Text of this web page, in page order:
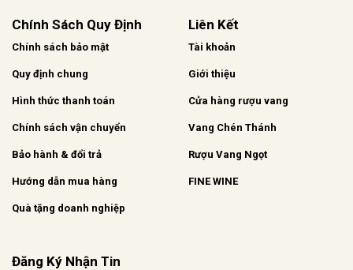
Chính Sách Quy Định
Chính sách bảo mật
Quy định chung
Hình thức thanh toán
Chính sách vận chuyển
Bảo hành & đổi trả
Hướng dẫn mua hàng
Quà tặng doanh nghiệp
Liên Kết
Tài khoản
Giới thiệu
Cửa hàng rượu vang
Vang Chén Thánh
Rượu Vang Ngọt
FINE WINE
Đăng Ký Nhận Tin